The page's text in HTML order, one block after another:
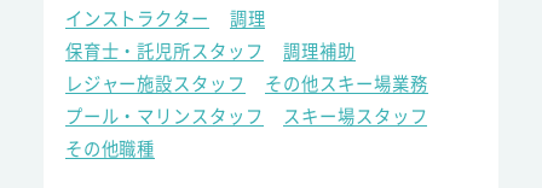
インストラクター
調理
保育士・託児所スタッフ
調理補助
レジャー施設スタッフ
その他スキー場業務
プール・マリンスタッフ
スキー場スタッフ
その他職種